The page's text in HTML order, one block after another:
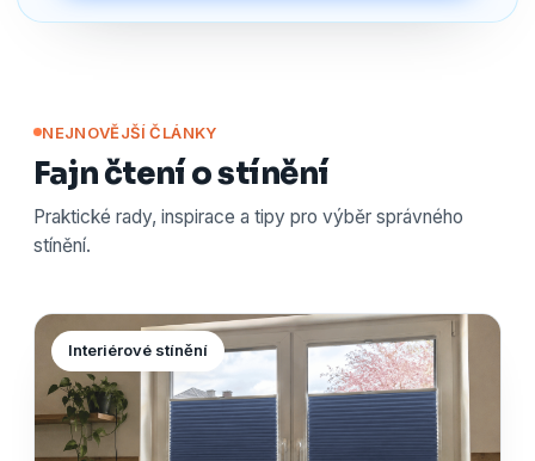
NEJNOVĚJŠÍ ČLÁNKY
Fajn čtení o stínění
Praktické rady, inspirace a tipy pro výběr správného
stínění.
Interiérové stínění